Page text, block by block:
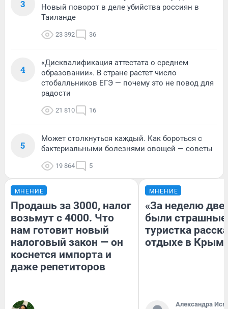
3
Новый поворот в деле убийства россиян в
Таиланде
23 392 36
4
«Дисквалификация аттестата о среднем
образовании». В стране растет число
стобалльников ЕГЭ — почему это не повод для
радости
21 810 16
5
Может столкнуться каждый. Как бороться с
бактериальными болезнями овощей — советы
19 864 5
МНЕНИЕ
Продашь за 3000, налог
возьмут с 4000. Что
нам готовит новый
налоговый закон — он
коснется импорта и
даже репетиторов
МНЕНИЕ
«За неделю две
были
туристка
отдыхе в
Александра